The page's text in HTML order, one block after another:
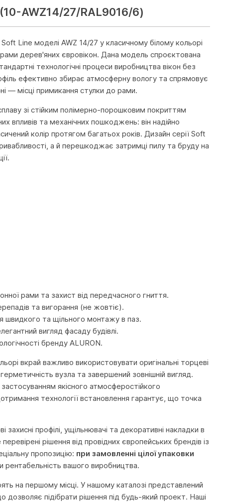
(10-AWZ14/27/RAL9016/6)
Line моделі AWZ 14/27 у класичному білому кольорі
дерев'яних євровікон. Дана модель спроєктована
технологічні процеси виробництва вікон без
ефективно збирає атмосферну вологу та спрямовує
— місці примикання стулки до рами.
зі стійким полімерно-порошковим покриттям
впливів та механічних пошкоджень: він надійно
колір протягом багатьох років. Дизайн серії Soft
а й перешкоджає затримці пилу та бруду на
рами та захист від передчасного гниття.
та вигорання (не жовтіє).
швидкого та щільного монтажу в паз.
вигляд фасаду будівлі.
бренду ALURON.
вкрай важливо використовувати оригінальні торцеві
вузла та завершений зовнішній вигляд.
якісного атмосферостійкого
технології встановлення гарантує, що точка
профілі, ущільнювачі та декоративні накладки в
рішення від провідних європейських брендів із
пропозицію: при замовленні цілої упаковки
вашого виробництва.
на першому місці. У нашому каталозі представлений
підібрати рішення під будь-який проект. Наші